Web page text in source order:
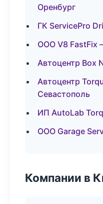
Оренбург
ГК ServicePro
ООО V8 FastFix
Автоцентр Box
Автоцентр
Севастополь
ИП AutoLab
ООО Garage
Компании в